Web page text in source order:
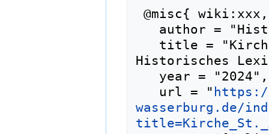
Historisches
   url = "
wasserburg.de/